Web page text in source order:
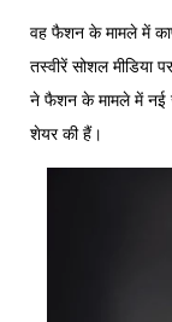
वह फैशन के मामले में
तस्वीरें सोशल मीडिया
ने फैशन के मामले में नई
शेयर की हैं।